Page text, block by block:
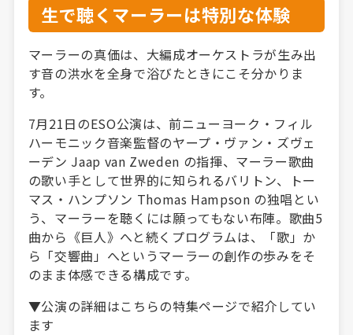
生で聴くマーラーは特別な体験
マーラーの真価は、大編成オーケストラが生み出
す音の洪水を全身で浴びたときにこそ分かりま
す。
7月21日のESO公演は、前ニューヨーク・フィル
ハーモニック音楽監督のヤープ・ヴァン・ズヴェ
ーデン Jaap van Zweden の指揮、マーラー歌曲
の歌い手として世界的に知られるバリトン、トー
マス・ハンプソン Thomas Hampson の独唱とい
う、マーラーを聴くには願ってもない布陣。歌曲5
曲から《巨人》へと続くプログラムは、「歌」か
ら「交響曲」へというマーラーの創作の歩みをそ
のまま体感できる構成です。
▼公演の詳細はこちらの特集ページで紹介してい
ます